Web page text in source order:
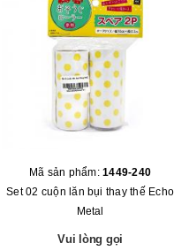
Mã sản phẩm:1449-240
Set 02 cuộn lăn bụi thay thế Echo
Metal
Vui lòng gọi